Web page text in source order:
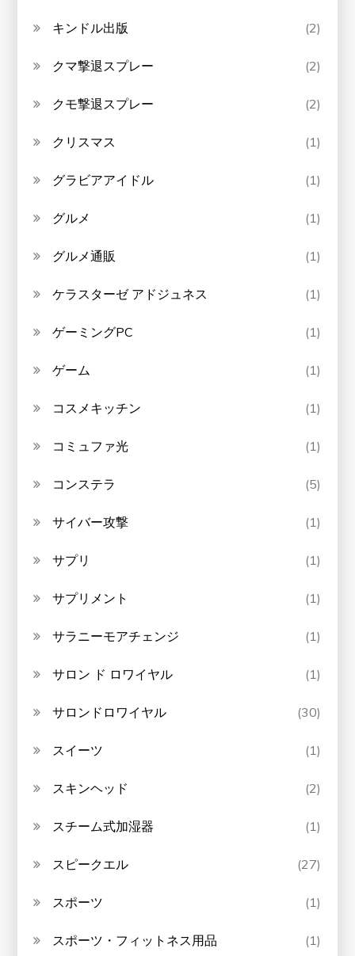
キンドル出版 (2)
クマ撃退スプレー (2)
クモ撃退スプレー (2)
クリスマス (1)
グラビアアイドル (1)
グルメ (1)
グルメ通販 (1)
ケラスターゼ アドジュネス (1)
ゲーミングPC (1)
ゲーム (1)
コスメキッチン (1)
コミュファ光 (1)
コンステラ (5)
サイバー攻撃 (1)
サプリ (1)
サプリメント (1)
サラニーモアチェンジ (1)
サロン ド ロワイヤル (1)
サロンドロワイヤル (30)
スイーツ (1)
スキンヘッド (2)
スチーム式加湿器 (1)
スピークエル (27)
スポーツ (1)
スポーツ・フィットネス用品 (1)